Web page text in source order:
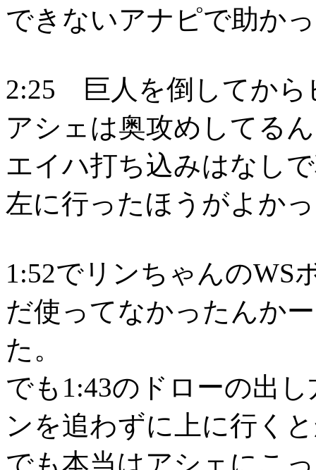
できないアナピで助か
2:25 巨人を倒してから
アシェは奥攻めしてる
エイハ打ち込みはなし
左に行ったほうがよか
1:52でリンちゃんのWS
だ使ってなかったんか
た。
でも1:43のドローの出
ンを追わずに上に行く
でも本当はアシェにこ